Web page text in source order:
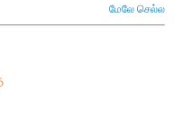
மேலே செல்ல